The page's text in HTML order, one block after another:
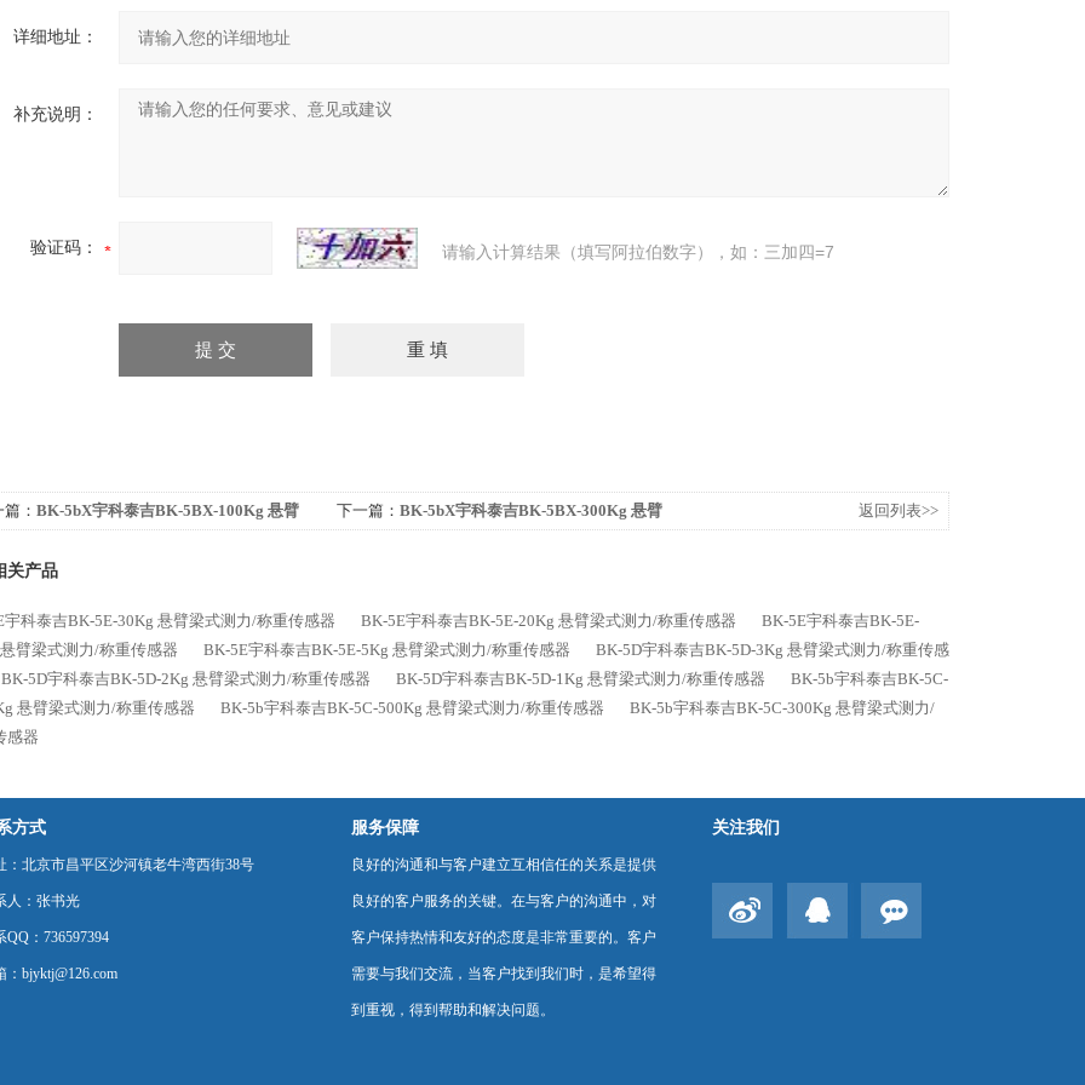
详细地址：
补充说明：
验证码： 请输入计算结果（填写阿拉伯数字），如：三加四=7
： BK-5bX宇科泰吉BK-5BX-100Kg 悬臂
下一篇： BK-5bX宇科泰吉BK-5BX-300Kg 悬臂
返回列表>>
关产品
宇科泰吉BK-5E-30Kg 悬臂梁式测力/称重传感器 BK-5E宇科泰吉BK-5E-20Kg 悬臂梁式测力/称重传感器
BK-5E宇科泰吉BK-5E-
臂梁式测力/称重传感器
BK-5E宇科泰吉BK-5E-5Kg 悬臂梁式测力/称重传感器
BK-5D宇科泰吉BK-5D-3Kg 悬臂梁式测力/称重传感
BK-5D宇科泰吉BK-5D-2Kg 悬臂梁式测力/称重传感器
BK-5D宇科泰吉BK-5D-1Kg 悬臂梁式测力/称重传感器
BK-5b宇科泰吉BK-5C-
悬臂梁式测力/称重传感器
BK-5b宇科泰吉BK-5C-500Kg 悬臂梁式测力/称重传感器
BK-5b宇科泰吉BK-5C-300Kg 悬臂梁式测力/
感器
方式
：北京市昌平区沙河镇老牛湾西街38号
人：张书光
QQ：736597394
：bjyktj@126.com
服务保障
良好的沟通和与客户建立互相信任的关系是提供
良好的客户服务的关键。在与客户的沟通中，对
客户保持热情和友好的态度是非常重要的。客户
需要与我们交流，当客户找到我们时，是希望得
到重视，得到帮助和解决问题。
关注我们